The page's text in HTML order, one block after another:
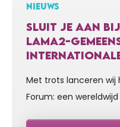
NIEUWS
SLUIT JE AAN
LAMA2-
Met trots lanceren wij
Forum: een